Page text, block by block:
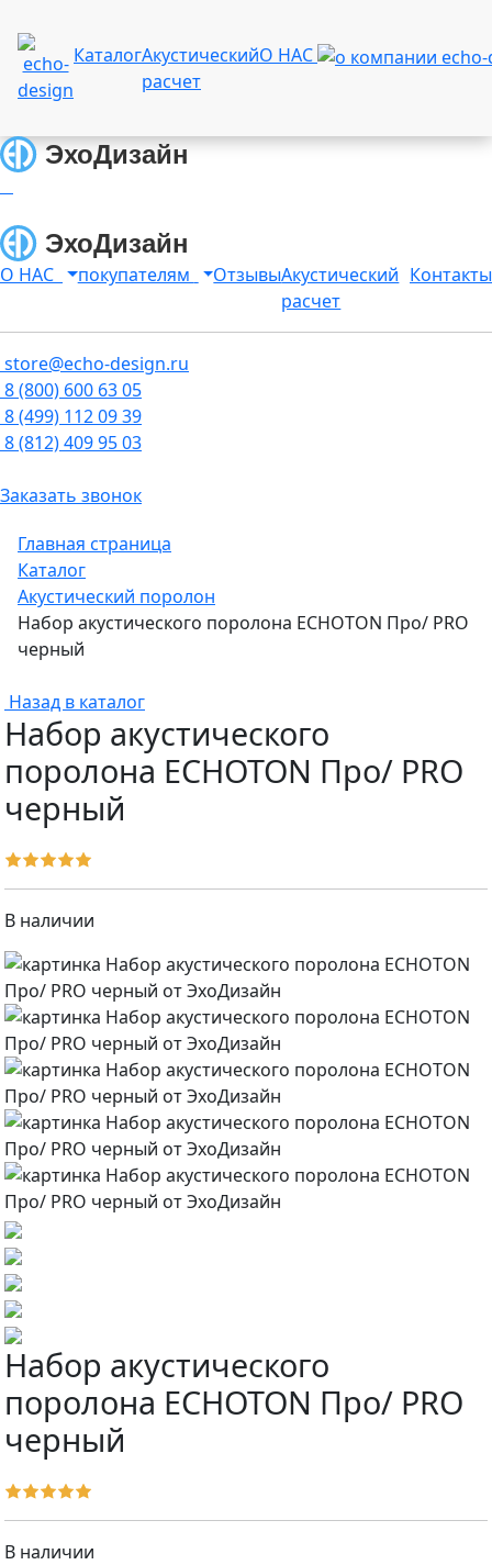
КаталогАкустический
расчет
О НАС
О НАС покупателям ОтзывыАкустический
расчет
Контакты
store@echo-design.ru
8 (800) 600 63 05
8 (499) 112 09 39
8 (812) 409 95 03
Заказать звонок
Главная страница
Каталог
Акустический поролон
Набор акустического поролона ECHOTON Про/ PRO
черный
Назад в каталог
Набор акустического
поролона ECHOTON Про/ PRO
черный
В наличии
Набор акустического
поролона ECHOTON Про/ PRO
черный
В наличии